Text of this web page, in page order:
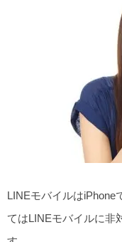
LINEモバイルはiPhone
てはLINEモバイルに非